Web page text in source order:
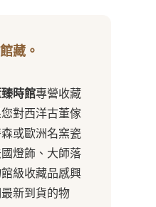
藏。
時館專營收藏
對西洋古董傢
或歐洲名窯瓷
燈飾、大師落
級收藏品感興
新到貨的物